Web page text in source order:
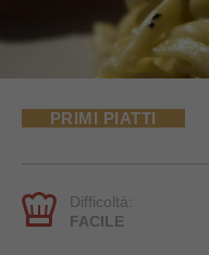
PRIMI PIATTI
Difficoltà:
FACILE